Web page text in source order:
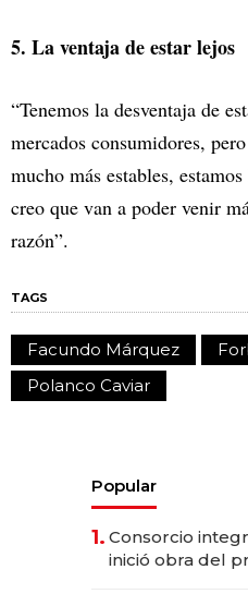
5. La ventaja de estar lejos
“Tenemos la desventaja de
mercados consumidores,
mucho más estables,
creo que van a poder venir
razón”.
TAGS
Facundo Márquez
Polanco Caviar
Popular
1. Consorcio
inició obra del